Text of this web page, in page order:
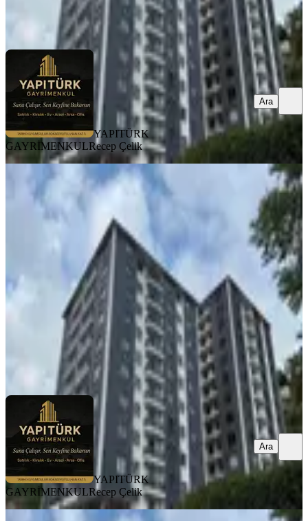
YAPITÜRK GAYRİMENKULRecep Çelik
YAPITÜRK
GAYRİMENKULRecep Çelik
Ara
Yapıtürk Gayrimenkul’den Kale
Mahallesi 2 Blok'lu Projede 8. Kat
2+1 100 M² Satılık Daire
Merkez, Kale Mahallesi
2+1
100 m²· 8. Kat
4.950.000 ₺
YAPITÜRK GAYRİMENKULRecep Çelik
YAPITÜRK
GAYRİMENKULRecep Çelik
Ara